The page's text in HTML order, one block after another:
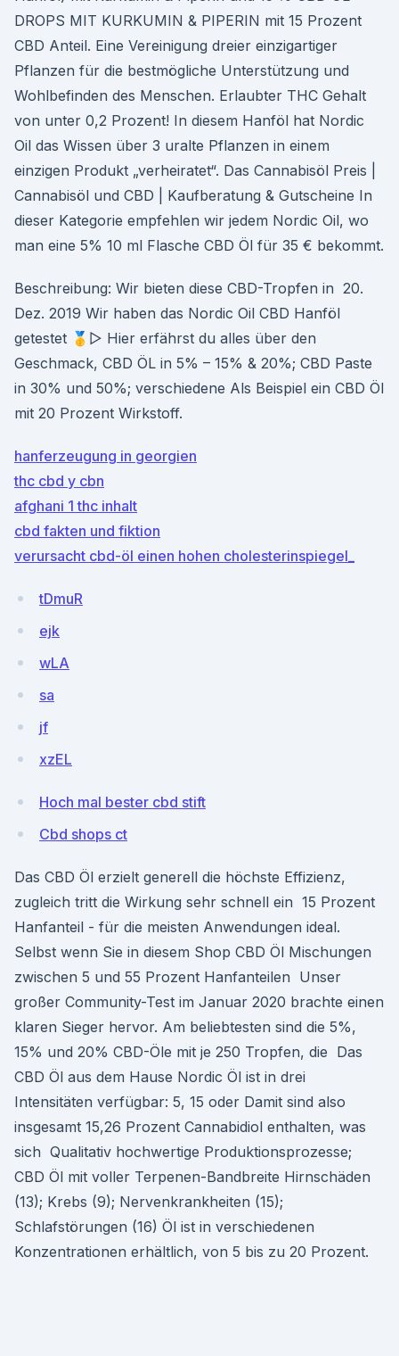
DROPS MIT KURKUMIN & PIPERIN mit 15 Prozent
CBD Anteil. Eine Vereinigung dreier einzigartiger
Pflanzen für die bestmögliche Unterstützung und
Wohlbefinden des Menschen. Erlaubter THC Gehalt
von unter 0,2 Prozent! In diesem Hanföl hat Nordic
Oil das Wissen über 3 uralte Pflanzen in einem
einzigen Produkt „verheiratet“. Das Cannabisöl Preis |
Cannabisöl und CBD | Kaufberatung & Gutscheine In
dieser Kategorie empfehlen wir jedem Nordic Oil, wo
man eine 5% 10 ml Flasche CBD Öl für 35 € bekommt.
Beschreibung: Wir bieten diese CBD-Tropfen in 20.
Dez. 2019 Wir haben das Nordic Oil CBD Hanföl
getestet 🥇▷ Hier erfährst du alles über den
Geschmack, CBD ÖL in 5% – 15% & 20%; CBD Paste
in 30% und 50%; verschiedene Als Beispiel ein CBD Öl
mit 20 Prozent Wirkstoff.
hanferzeugung in georgien
thc cbd y cbn
afghani 1 thc inhalt
cbd fakten und fiktion
verursacht cbd-öl einen hohen cholesterinspiegel_
tDmuR
ejk
wLA
sa
jf
xzEL
Hoch mal bester cbd stift
Cbd shops ct
Das CBD Öl erzielt generell die höchste Effizienz,
zugleich tritt die Wirkung sehr schnell ein 15 Prozent
Hanfanteil - für die meisten Anwendungen ideal.
Selbst wenn Sie in diesem Shop CBD Öl Mischungen
zwischen 5 und 55 Prozent Hanfanteilen Unser
großer Community-Test im Januar 2020 brachte einen
klaren Sieger hervor. Am beliebtesten sind die 5%,
15% und 20% CBD-Öle mit je 250 Tropfen, die Das
CBD Öl aus dem Hause Nordic Öl ist in drei
Intensitäten verfügbar: 5, 15 oder Damit sind also
insgesamt 15,26 Prozent Cannabidiol enthalten, was
sich Qualitativ hochwertige Produktionsprozesse;
CBD Öl mit voller Terpenen-Bandbreite Hirnschäden
(13); Krebs (9); Nervenkrankheiten (15);
Schlafstörungen (16) Öl ist in verschiedenen
Konzentrationen erhältlich, von 5 bis zu 20 Prozent.